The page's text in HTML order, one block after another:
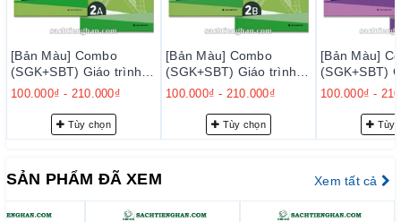
2. Hỗ trợ học tập đa phương tiện
Mỗi cuốn sách đều tích hợp mã QR, cho phép người học truy
cập nhanh chóng vào các tài liệu nghe và đọc, nâng cao khả
năng tiếp cận và thực hành.
Sách được trình bày với nhiều hình ảnh minh họa và ảnh chụp
thực tế, giúp người học hiểu rõ hơn về ngữ cảnh và văn hóa
[Bản Màu] Combo
(SGK+SBT) Giáo trình
Tiếng Hàn Seoul Plus
100.000₫ - 210.000₫
Tùy chọn
[Bản Màu] Combo
(SGK+SBT) Giáo trình
Tiếng Hàn Seoul Plus
100.000₫ - 210.000₫
Tùy chọn
[Bản Màu]
(SGK+SBT)
Tiếng Hàn
100.000₫ -
Tùy
SẢN PHẨM ĐÃ XEM Xem tất cả